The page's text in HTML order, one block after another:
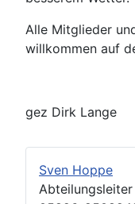
Sven Hoppe
Abteilungsleiter
Alle Mitglieder
willkommen auf
gez Dirk Lange